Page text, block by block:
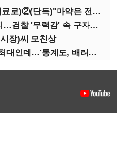
(마약범죄, 처벌에서 치료로)②(단독)"마약은 전염병…여성 맞춤형 재활과정 개발 중"
72년 만에 '수사권' 폐지…검찰 '무력감' 속 구자현 사의
장)씨 모친상
(단독)'개인회생' 역대 최대인데…'통계도, 배려도' 없는 사법부